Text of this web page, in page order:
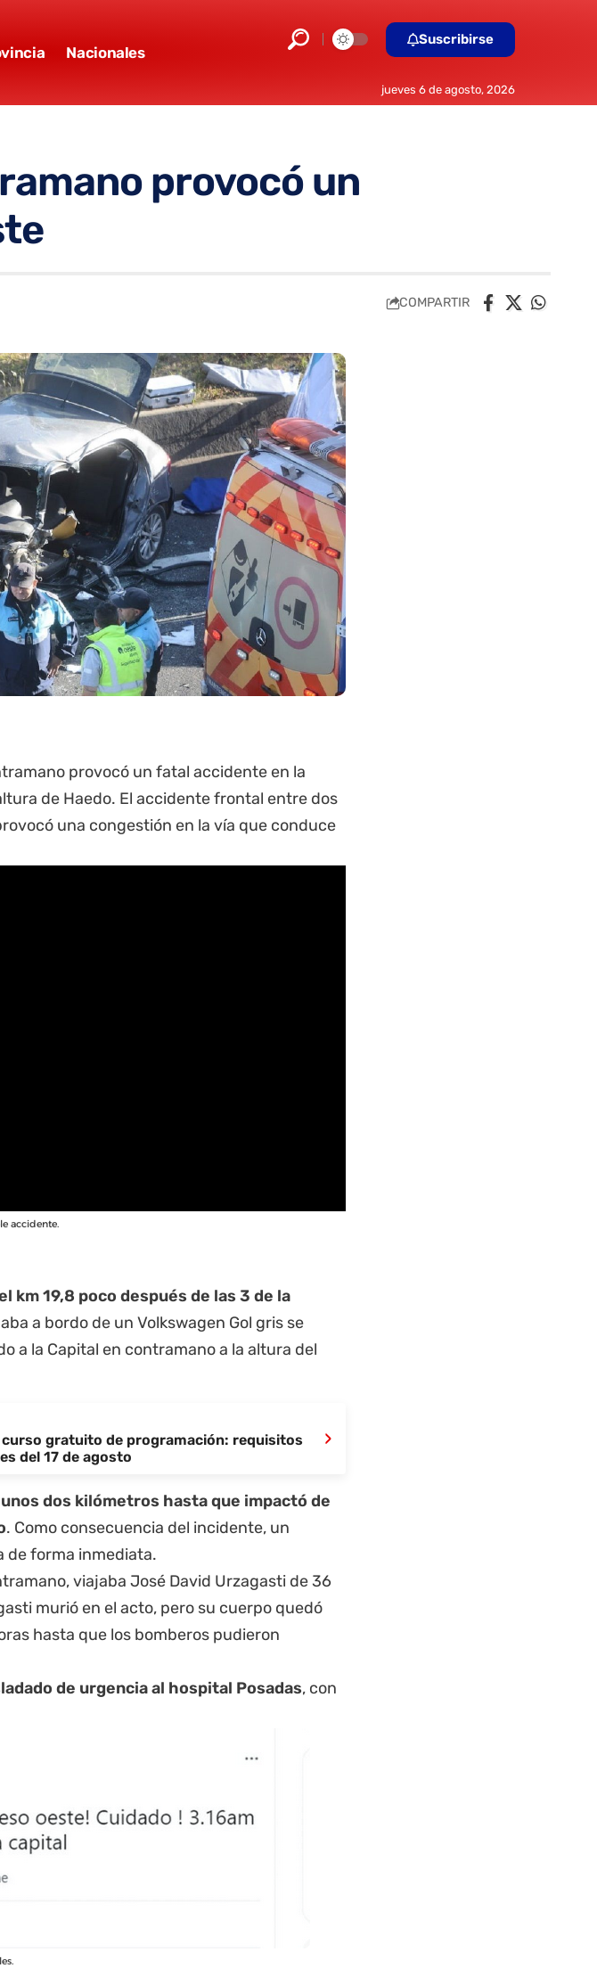
Nacionales
Suscribirse
jueves 6 de agosto, 2026
provocó un
COMPARTIR
provocó un fatal accidente en la
de Haedo. El accidente frontal entre dos
una congestión en la vía que conduce
accidente.
km 19,8 poco después de las 3 de la
a bordo de un Volkswagen Gol gris se
a la Capital en contramano a la altura del
curso gratuito de programación: requisitos
del 17 de agosto
›
dos kilómetros hasta que impactó de
. Como consecuencia del incidente, un
de forma inmediata.
viajaba José David Urzagasti de 36
murió en el acto, pero su cuerpo quedó
hasta que los bomberos pudieron
de urgencia al hospital Posadas, con